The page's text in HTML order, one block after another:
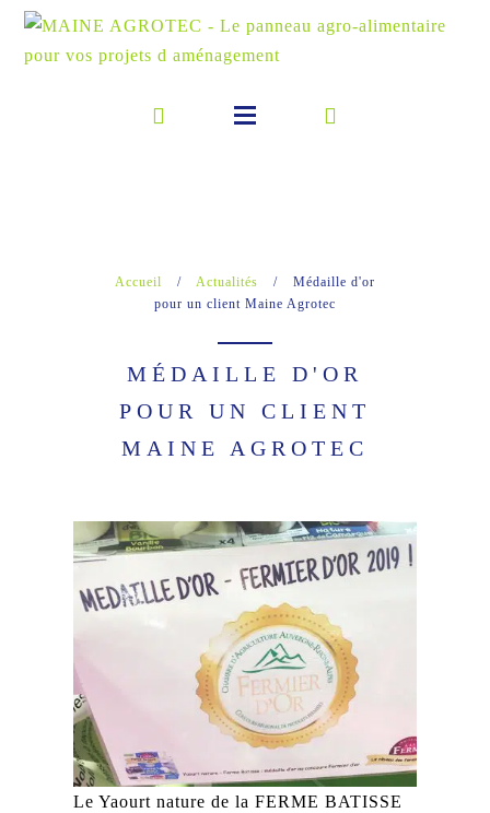
Accueil / Actualités /
Médaille d'or
pour un client Maine Agrotec
MÉDAILLE D'OR
POUR UN CLIENT
MAINE AGROTEC
Le Yaourt nature de la FERME BATISSE